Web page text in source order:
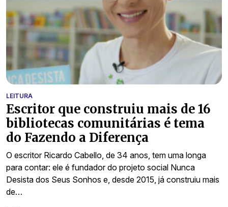
LEITURA
Escritor que construiu mais de 16
bibliotecas comunitárias é tema
do Fazendo a Diferença
O escritor Ricardo Cabello, de 34 anos, tem uma longa
para contar: ele é fundador do projeto social Nunca
Desista dos Seus Sonhos e, desde 2015, já construiu mais
de…